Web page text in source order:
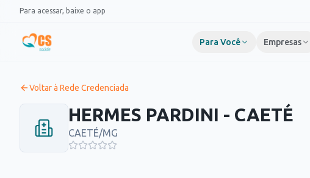
Pular para o conteúdo
Para acessar, baixe o app
Para Você Empresas
Voltar à Rede Credenciada
HERMES PARDINI - CAETÉ
CAETÉ/MG